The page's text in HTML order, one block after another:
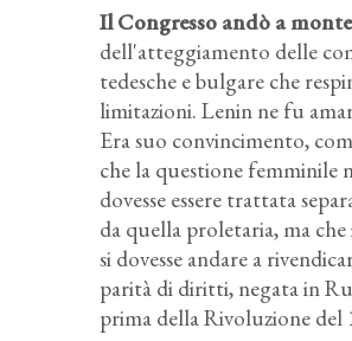
Il Congresso andò a
dell'atteggiamento delle
tedesche e bulgare che
limitazioni. Lenin ne fu
Era suo convincimento,
che la questione femminile
dovesse essere trattata
da quella proletaria, ma che
si dovesse andare a
parità di diritti, negata in
prima della Rivoluzione del